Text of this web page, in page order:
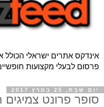
אינדקס אתרים ישראלי הכולל
פרסום לבעלי מקצועות
יום שבת, 25 במרץ 2017
סופר פרונט